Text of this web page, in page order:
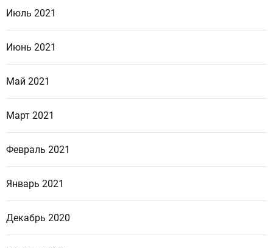
Июль 2021
Июнь 2021
Май 2021
Март 2021
Февраль 2021
Январь 2021
Декабрь 2020